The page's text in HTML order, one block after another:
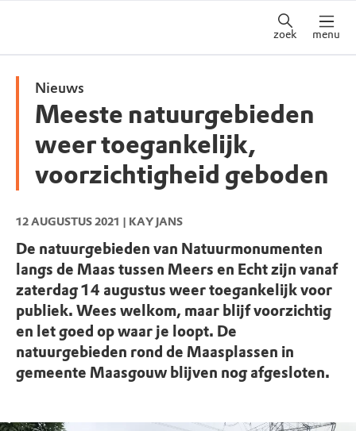
zoek menu
Nieuws
Meeste natuurgebieden
weer toegankelijk,
voorzichtigheid geboden
12 AUGUSTUS 2021 | KAY JANS
De natuurgebieden van Natuurmonumenten
langs de Maas tussen Meers en Echt zijn vanaf
zaterdag 14 augustus weer toegankelijk voor
publiek. Wees welkom, maar blijf voorzichtig
en let goed op waar je loopt. De
natuurgebieden rond de Maasplassen in
gemeente Maasgouw blijven nog afgesloten.